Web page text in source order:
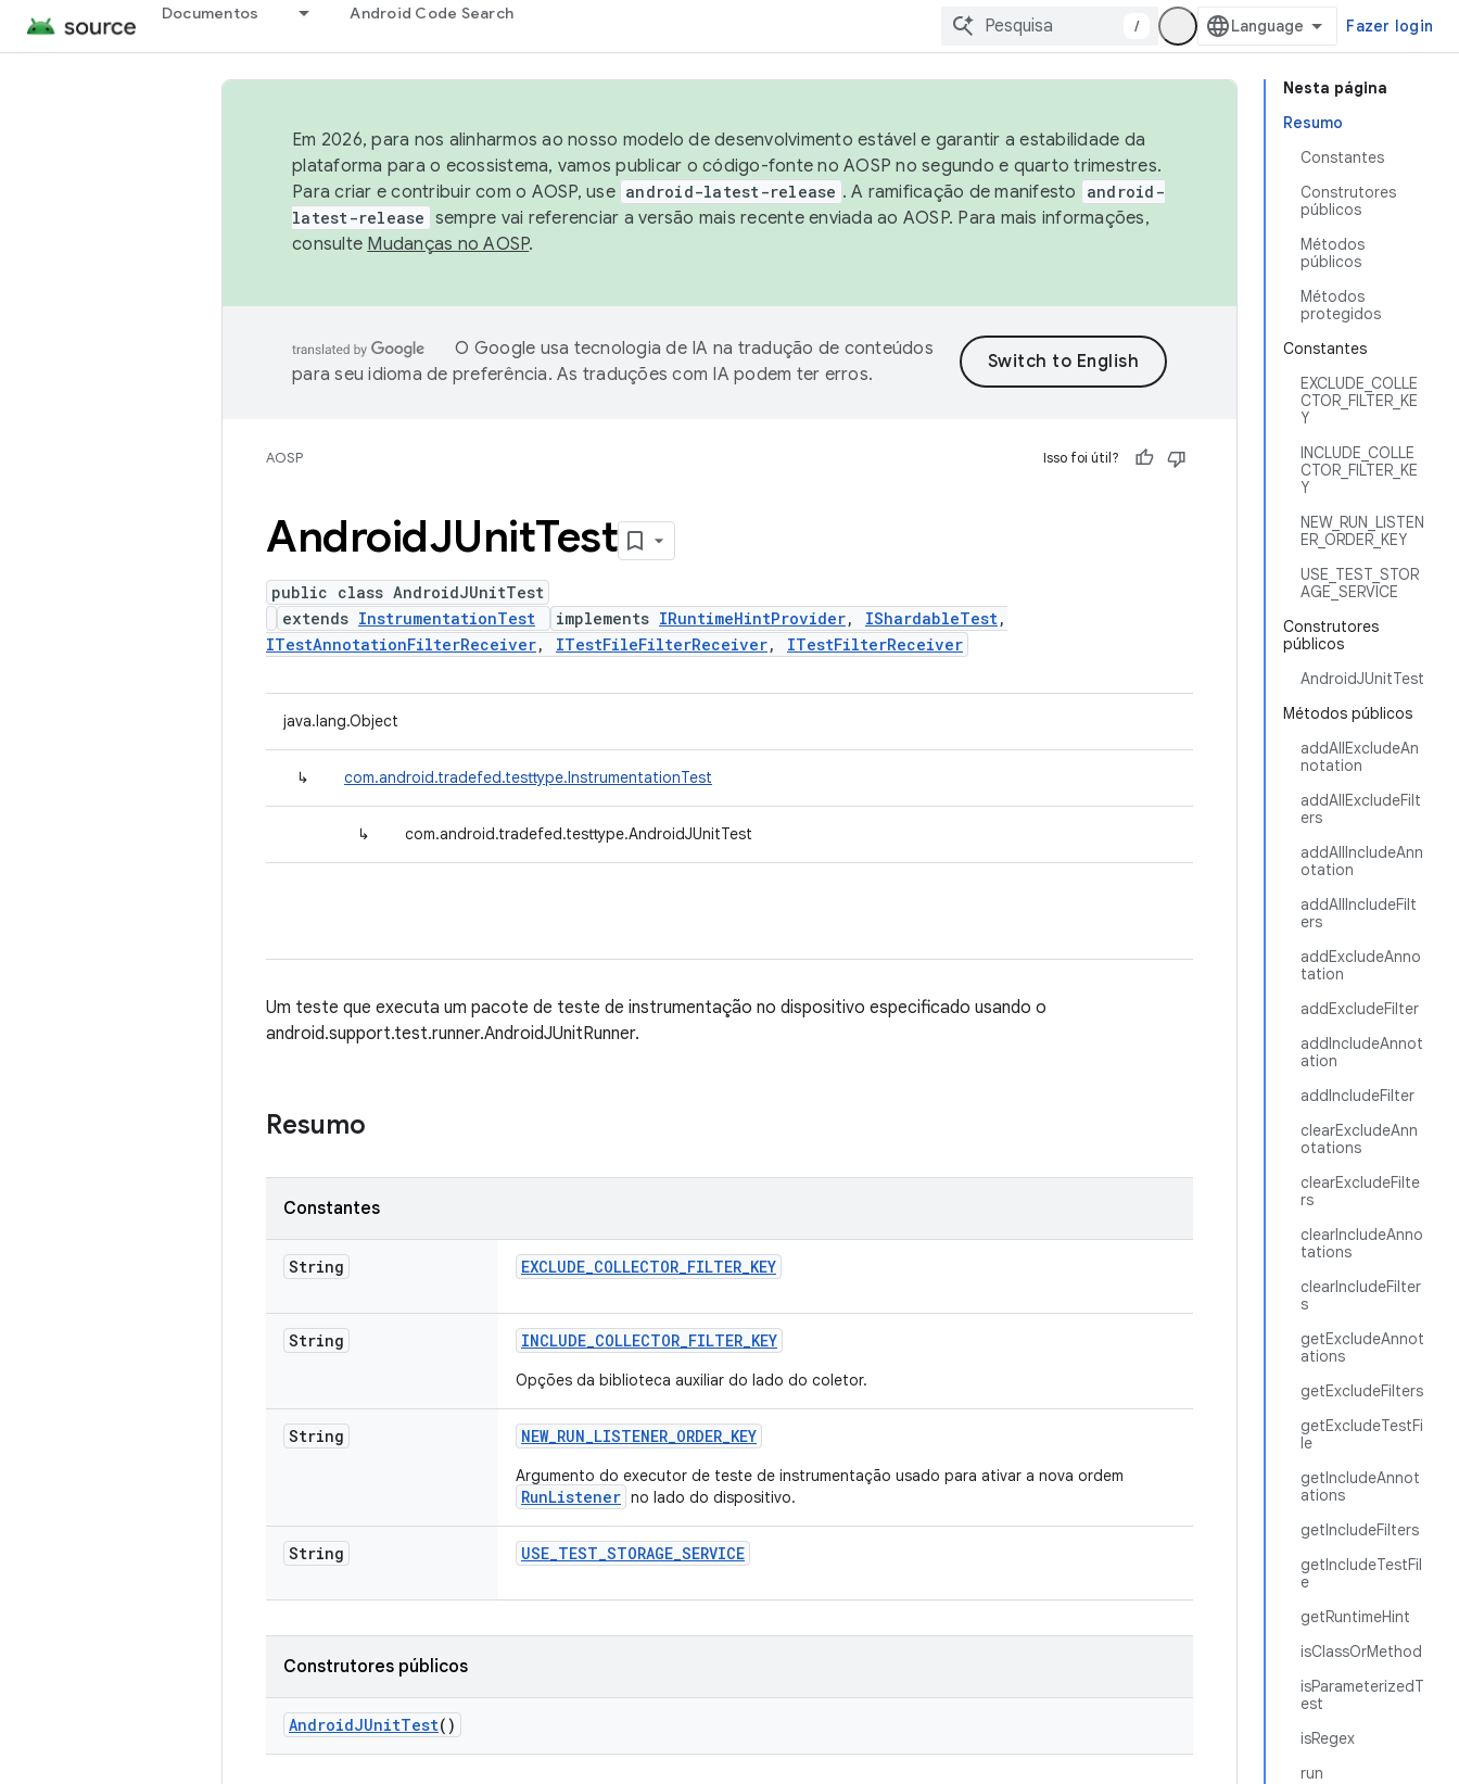
Documentos Android Code Search
/ Fazer login
Nesta página
Resumo
Constantes
Construtores
públicos
Métodos
públicos
Métodos
protegidos
Constantes
EXCLUDE_COLLE
CTOR_FILTER_KE
Y
INCLUDE_COLLE
CTOR_FILTER_KE
Y
NEW_RUN_LISTEN
ER_ORDER_KEY
USE_TEST_STOR
AGE_SERVICE
Construtores
públicos
AndroidJUnitTest
Métodos públicos
addAllExcludeAn
notation
addAllExcludeFilt
ers
addAllIncludeAnn
otation
addAllIncludeFilt
ers
addExcludeAnno
tation
addExcludeFilter
addIncludeAnnot
ation
addIncludeFilter
clearExcludeAnn
otations
clearExcludeFilte
rs
clearIncludeAnno
tations
clearIncludeFilter
s
getExcludeAnnot
ations
getExcludeFilters
getExcludeTestFi
le
getIncludeAnnot
ations
getIncludeFilters
getIncludeTestFil
e
getRuntimeHint
isClassOrMethod
isParameterizedT
est
isRegex
run
Em 2026, para nos alinharmos ao nosso modelo de desenvolvimento estável e garantir a estabilidade da
plataforma para o ecossistema, vamos publicar o código-fonte no AOSP no segundo e quarto trimestres.
Para criar e contribuir com o AOSP, use android-latest-release . A ramificação de manifesto
android-
latest-release sempre vai referenciar a versão mais recente enviada ao AOSP. Para mais informações,
consulte Mudanças no AOSP.
O Google usa tecnologia de IA na tradução de conteúdos
para seu idioma de preferência. As traduções com IA podem ter erros.
AOSP Isso foi útil?
AndroidJUnitTest
public class AndroidJUnitTest
extends InstrumentationTest implements IRuntimeHintProvider, IShardableTest,
ITestAnnotationFilterReceiver, ITestFileFilterReceiver, ITestFilterReceiver
java.lang.Object
↳ com.android.tradefed.testtype.InstrumentationTest
↳ com.android.tradefed.testtype.AndroidJUnitTest
Um teste que executa um pacote de teste de instrumentação no dispositivo especificado usando o
android.support.test.runner.AndroidJUnitRunner.
Resumo
Constantes
String EXCLUDE_COLLECTOR_FILTER_KEY
String INCLUDE_COLLECTOR_FILTER_KEY
Opções da biblioteca auxiliar do lado do coletor.
String NEW_RUN_LISTENER_ORDER_KEY
Argumento do executor de teste de instrumentação usado para ativar a nova ordem
RunListener no lado do dispositivo.
String USE_TEST_STORAGE_SERVICE
Construtores públicos
AndroidJUnitTest()